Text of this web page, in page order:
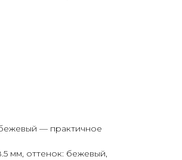
— практичное
мм, оттенок: бежевый,